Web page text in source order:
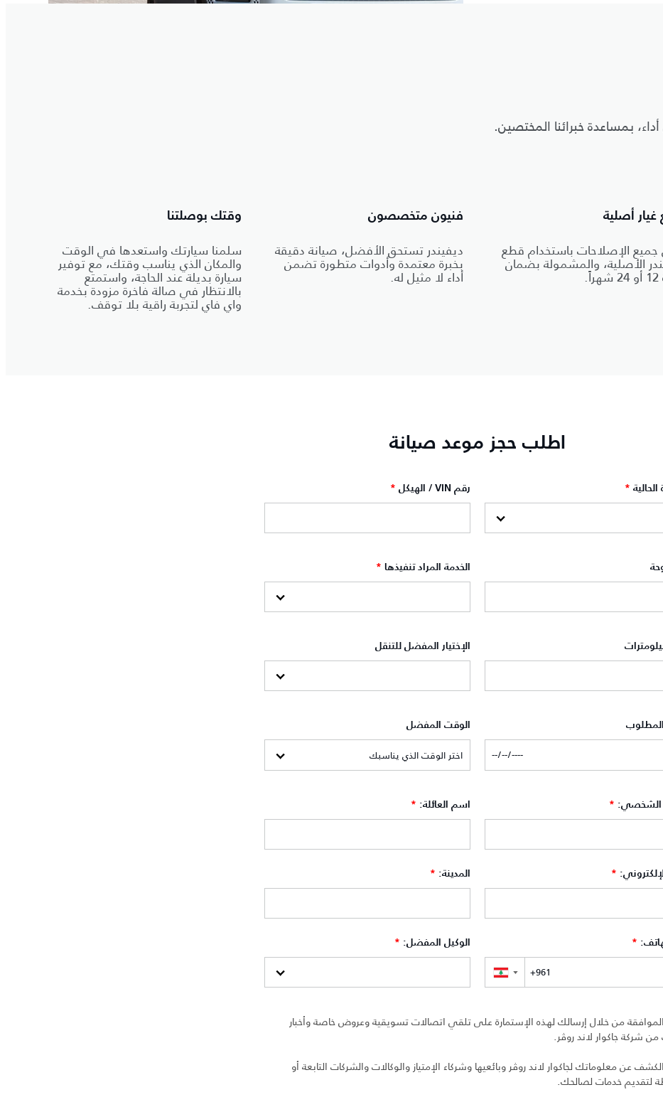
بمساعدة خبرائنا المختصين.
أصلية
جميع الإصلاحات باستخدام قطع
الأصلية، والمشمولة بضمان
فنيون متخصصون
ديفيندر تستحق الأفضل، صيانة دقيقة
بخبرة معتمدة وأدوات متطورة تضمن
أداء لا مثيل له.
وقتك بوصلتنا
سلمنا سيارتك واستعدها في الوقت
والمكان الذي يناسب وقتك، مع توفير
سيارة بديلة عند الحاجة، واستمتع
بالانتظار في صالة فاخرة مزودة بخدمة
واي فاي لتجربة راقية بلا توقف.
اطلب حجز موعد صيانة‎
الحالية * رقم VIN / الهيكل *
الخدمة المراد تنفيذها *
الإختيار المفضل للتنقل
المطلوب الوقت المفضل
الشخصي: * اسم العائلة: *
* المدينة: *
*
▼
الوكيل المفضل: *
من خلال إرسالك لهذه الإستمارة على تلقي اتصالات تسويقية وعروض خاصة وأخبار
شركة جاكوار لاند روڤر.
عن معلوماتك لجاكوار لاند روڤر وبائعيها وشركاء الإمتياز والوكالات والشركات التابعة أو
لتقديم خدمات لصالحك.